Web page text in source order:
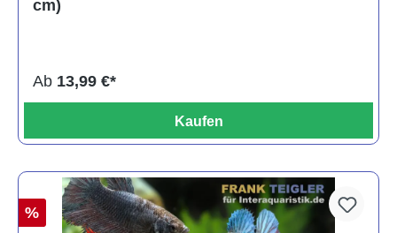
cm)
Ab 13,99 €*
Kaufen
%